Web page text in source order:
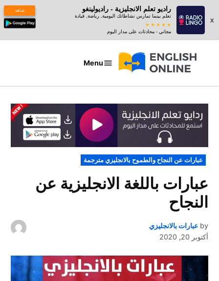
x
راديو تعلم الانجليزية - راديولينغو
تعلم بينما تمارس نشاطاتك اليومية, رياضة, قيادة
مجاني - محادثات على مدار اليوم
شاهد
عبارات
Menu
POSTED
IN
عبارات عن النجاح والطموح بالانجليزي مترجمة
عبارات باللغة الانجليزية عن
النجاح
by عبارات بالانجليزي
أكتوبر 20, 2020